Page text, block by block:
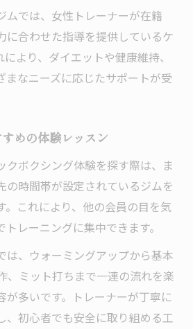
ムでは、女性トレーナーが在籍
に合わせた指導を提供しているケ
より、ダイエットや健康維持、
まなニーズに応じたサポートが受
めの体験レッスン
クボクシング体験を探す際は、ま
の時間帯が設定されているジムを
。これにより、他の会員の目を気
レーニングに集中できます。
は、ウォーミングアップから基本
、ミット打ちまで一連の流れを楽
が多いです。トレーナーが丁寧に
、初心者でも安全に取り組める工